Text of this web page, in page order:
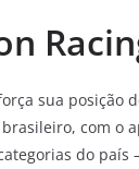
sua posição
com o
do país